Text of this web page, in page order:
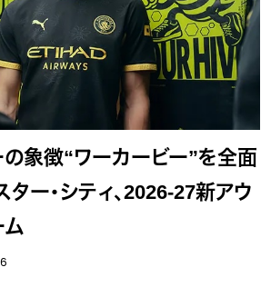
の象徴“ワーカービー”を全面
ー・シティ、2026-27新アウ
ム